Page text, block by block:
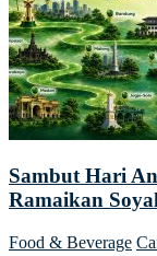
Sambut Hari
Ramaikan
Food & Beverage